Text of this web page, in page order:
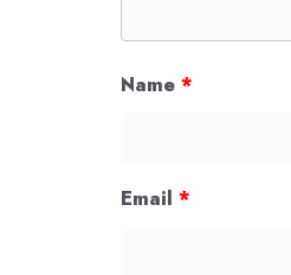
Name *
Email *